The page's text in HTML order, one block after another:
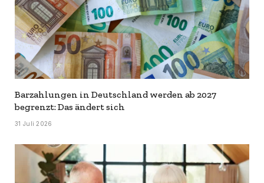
Barzahlungen in Deutschland werden ab 2027
begrenzt: Das ändert sich
31 Juli 2026